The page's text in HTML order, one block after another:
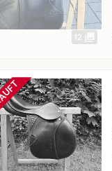
12 photo_library